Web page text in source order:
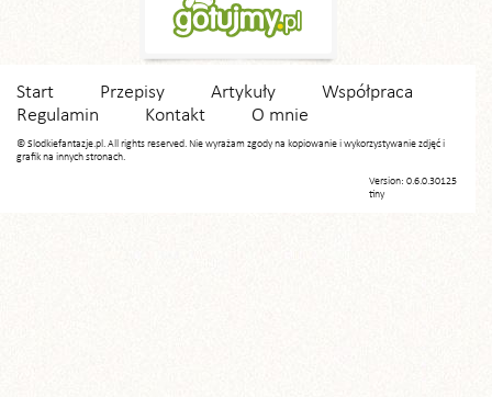
Start Przepisy Artykuły
Współpraca
Regulamin
Kontakt O mnie
© Slodkiefantazje.pl. All rights reserved. Nie wyrażam zgody na kopiowanie i wykorzystywanie zdjęć i
grafik na innych stronach.
Version: 0.6.0.30125
tiny